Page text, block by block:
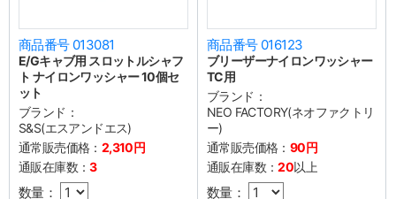
商品番号 013081
E/Gキャブ用 スロットルシャフ
ト ナイロンワッシャー 10個セ
ット
ブランド：
S&S(エスアンドエス)
通常販売価格： 2,310円
通販在庫数：3
数量：
商品番号 016123
ブリーザーナイロンワッシャー
TC用
ブランド：
NEO FACTORY(ネオファクトリ
ー)
通常販売価格： 90円
通販在庫数：20以上
数量：